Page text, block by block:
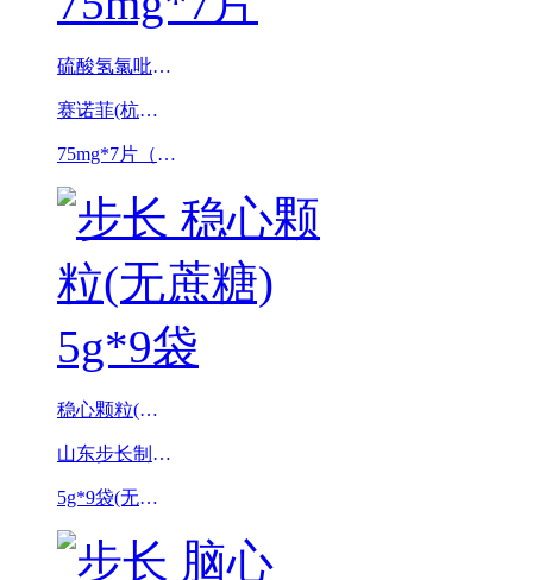
硫酸氢氯吡格雷片
赛诺菲(杭州)制药有限公司
75mg*7片（波立维）
稳心颗粒(无蔗糖)
山东步长制药股份有限公司
5g*9袋(无蔗糖)